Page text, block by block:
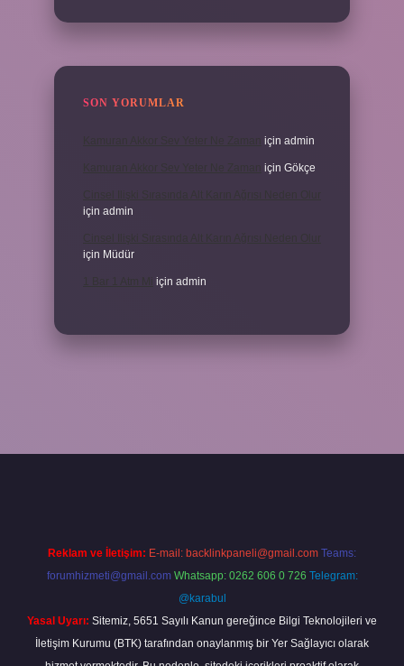
SON YORUMLAR
için admin
için Gökçe
için admin
için Müdür
için admin
Reklam ve İletişim: E-mail: backlinkpaneli@gmail.com Teams:
forumhizmeti@gmail.com Whatsapp: 0262 606 0 726 Telegram:
@karabul
Yasal Uyarı: Sitemiz, 5651 Sayılı Kanun gereğince Bilgi Teknolojileri ve
İletişim Kurumu (BTK) tarafından onaylanmış bir Yer Sağlayıcı olarak